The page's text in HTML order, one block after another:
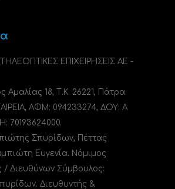
ΕΠΙΧΕΙΡΗΣΕΙΣ ΑΕ -
18, Τ.Κ. 26221, Πάτρα.
ΑΦΜ: 094233274, ΔΟΥ: A
70193624000.
Σπυρίδων, Πέττας
Ευγενία. Νόμιμος
Διευθύνων Σύμβουλος:
Διευθυντής &